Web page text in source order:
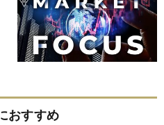
おすすめ